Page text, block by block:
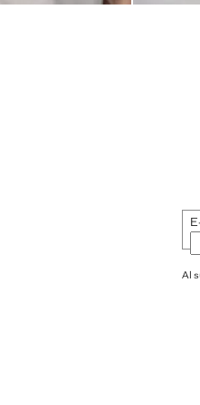
Al